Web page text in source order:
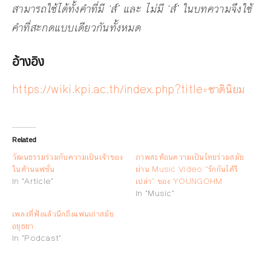
สามารถใช้ได้ทั้งคำที่มี ‘ส์’ และ ไม่มี ‘ส์’ ในบทความจึงใช้
คำที่สะกดแบบเดียวกันทั้งหมด
อ้างอิง
https://wiki.kpi.ac.th/index.php?title=ชาตินิยม
Related
วัฒนธรรมร่วมกับความเป็นเจ้าของ
ในด้านแฟชั่น
In "Article"
ภาพสะท้อนความเป็นไทยร่วมสมัย
ผ่าน Music Video “รักกันได้รึ
เปล่า” ของ YOUNGOHM
In "Music"
เพลงที่ฟังแล้วนึกถึงแฟนเก่าสมัย
อยุธยา
In "Podcast"